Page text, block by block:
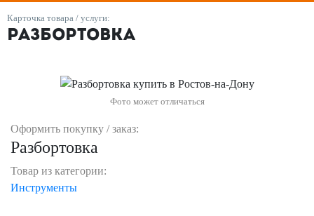
Карточка товара / услуги:
Разбортовка
Фото может отличаться
Оформить покупку / заказ:
Разбортовка
Товар из категории:
Инструменты